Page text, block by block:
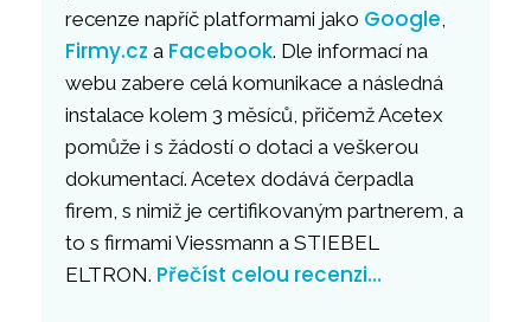
recenze napříč platformami jako Google
Firmy.cz a Facebook. Dle informací na
webu zabere celá komunikace a následná
instalace kolem 3 měsíců, přičemž Acetex
pomůže i s žádostí o dotaci a veškerou
dokumentací. Acetex dodává čerpadla
firem, s nimiž je certifikovaným partnerem, a
to s firmami Viessmann a STIEBEL
ELTRON. Přečíst celou recenzi…